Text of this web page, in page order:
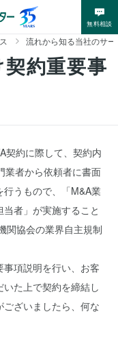
無料相談
流れから知る当社のサー
約重要事
契約に際して、契約内
業者から依頼者に書面
行うもので、「M&A業
者」が実施すること
関協会の業界自主規制
項説明を行い、お客
た上で契約を締結し
ざいましたら、何な